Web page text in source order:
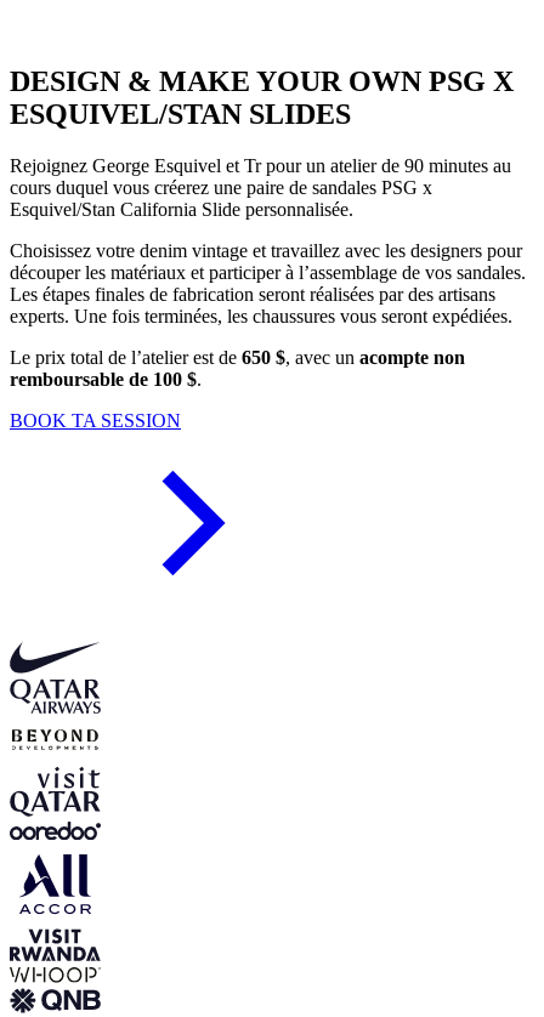
DESIGN & MAKE YOUR OWN PSG X
ESQUIVEL/STAN SLIDES
Rejoignez George Esquivel et Tr pour un atelier de 90 minutes au
cours duquel vous créerez une paire de sandales PSG x
Esquivel/Stan California Slide personnalisée.
Choisissez votre denim vintage et travaillez avec les designers pour
découper les matériaux et participer à l’assemblage de vos sandales.
Les étapes finales de fabrication seront réalisées par des artisans
experts. Une fois terminées, les chaussures vous seront expédiées.
Le prix total de l’atelier est de 650 $, avec un acompte non
remboursable de 100 $.
BOOK TA SESSION